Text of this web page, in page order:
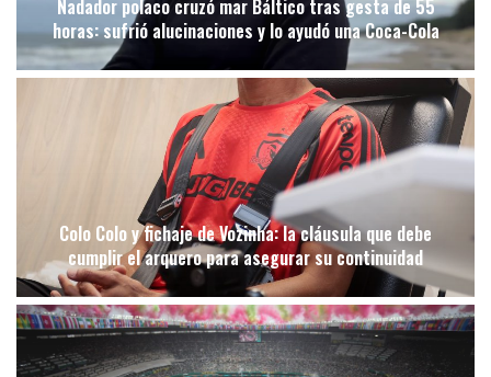
Nadador polaco cruzó mar Báltico tras gesta de 55
horas: sufrió alucinaciones y lo ayudó una Coca-Cola
Colo Colo y fichaje de Vozinha: la cláusula que debe
cumplir el arquero para asegurar su continuidad